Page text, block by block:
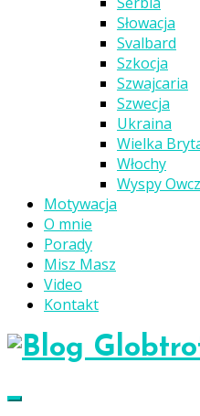
Słowacja
Svalbard
Szkocja
Szwajcaria
Szwecja
Ukraina
Wielka
Włochy
Wyspy
Motywacja
O mnie
Porady
Misz Masz
Video
Kontakt